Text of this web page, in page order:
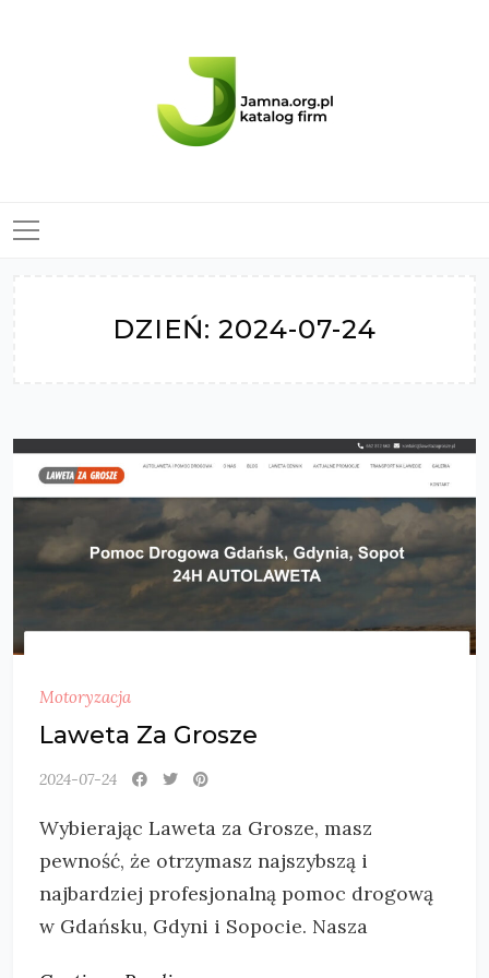
DZIEŃ: 2024-07-24
Motoryzacja
Laweta Za Grosze
2024-07-24
Wybierając Laweta za Grosze, masz
pewność, że otrzymasz najszybszą i
najbardziej profesjonalną pomoc drogową
w Gdańsku, Gdyni i Sopocie. Nasza